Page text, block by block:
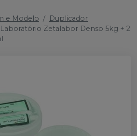
e Modelo
Duplicador
Zetalabor Denso 5kg + 2